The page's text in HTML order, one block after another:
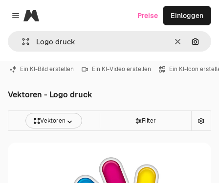
Close menu
Magnific
LöschenNach
Preise Einloggen
Ein KI-Bild erstellen Ein KI-Video erstellen Ein KI-Icon
Vektoren - Logo druck
Vektoren Filter